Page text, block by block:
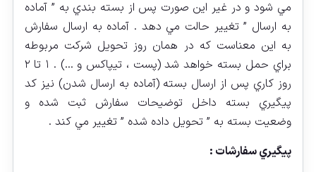
مي شود و در غير اين صورت پس از بسته بندي به ” آماده
به ارسال ” تغيير حالت مي دهد . آماده به ارسال سفارش
به اين معناست كه در همان روز تحويل شركت مربوطه
براي حمل بسته خواهد شد (پست ، تیپاکس و …) . ۱ تا ۲
روز كاري پس از ارسال بسته (آماده به ارسال شدن) نيز كد
پيگيري بسته داخل توضيحات سفارش ثبت شده و
وضعيت بسته به ” تحويل داده شده ” تغيير مي كند .
پيگيري سفارشات :